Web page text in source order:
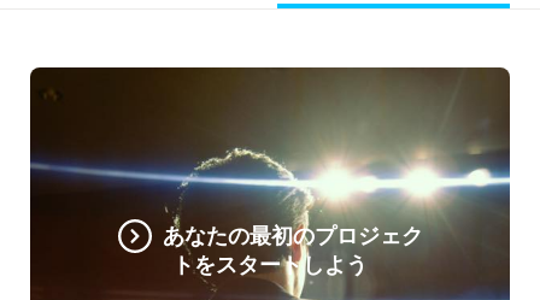
あなたの最初のプロジェク
トをスタートしよう